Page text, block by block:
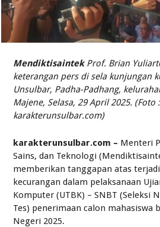
MendiktisaintekProf. Brian
keterangan pers di sela kunjungan
Unsulbar, Padha-Padhang,
Majene, Selasa, 29 April 2025. (Foto :
karakterunsulbar.com)
karakterunsulbar.com – Menteri
Sains, dan Teknologi
memberikan tanggapan atas
kecurangan dalam pelaksanaan
Komputer (UTBK) – SNBT (Seleksi
Tes) penerimaan calon mahasiswa
Negeri 2025.